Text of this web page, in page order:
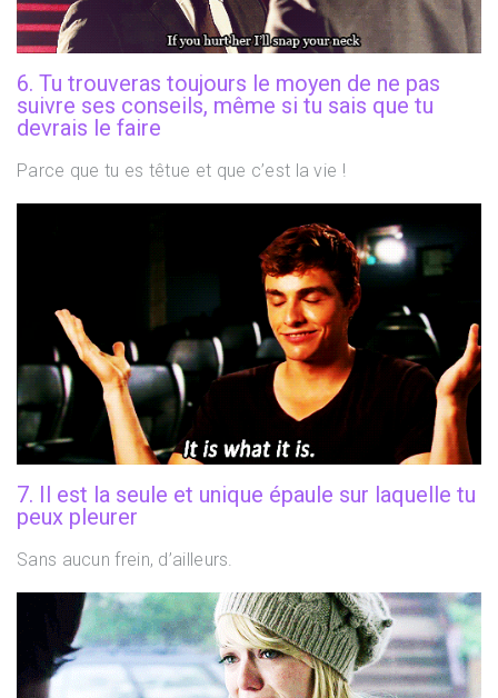
6. Tu trouveras toujours le moyen de ne pas
suivre ses conseils, même si tu sais que tu
devrais le faire
Parce que tu es têtue et que c’est la vie !
7. Il est la seule et unique épaule sur laquelle tu
peux pleurer
Sans aucun frein, d’ailleurs.